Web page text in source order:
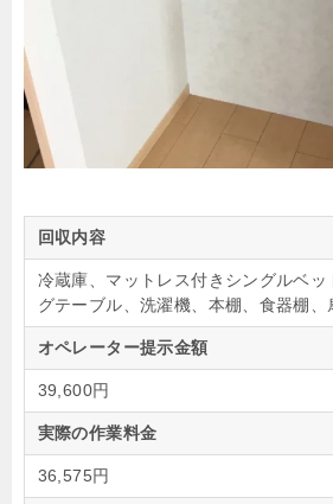
回収内容
冷蔵庫、マットレス付きシングルベッ
グテーブル、洗濯機、本棚、食器棚
オペレーター提示金額
39,600円
実際の作業料金
36,575円